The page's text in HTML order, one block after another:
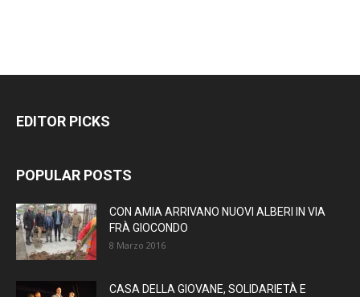
EDITOR PICKS
POPULAR POSTS
CON AMIA ARRIVANO NUOVI ALBERI IN VIA
FRÀ GIOCONDO
8 Marzo 2016
CASA DELLA GIOVANE, SOLIDARIETÀ E